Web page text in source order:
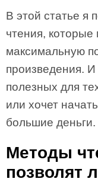
В этой статье я
чтения, которые
максимальную
произведения. И
полезных для
или хочет
большие деньги.
Методы
позволят